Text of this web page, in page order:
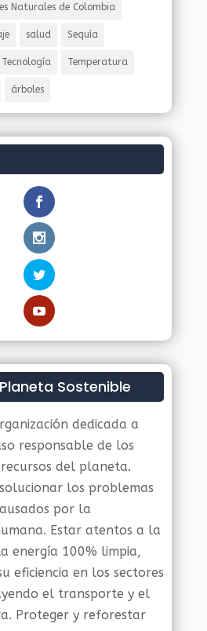
Naturales de Colombia
salud Sequía
Tecnología Temperatura
árboles
Sostenible
dedicada a
responsable de los
del planeta.
los problemas
por la
Estar atentos a la
energía 100% limpia,
eficiencia en los sectores
el transporte y el
Proteger y reforestar